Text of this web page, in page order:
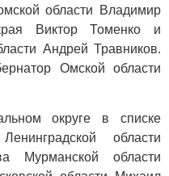
области Владимир
Виктор Томенко и
Андрей Травников.
Омской области
округе в списке
области
Мурманской области